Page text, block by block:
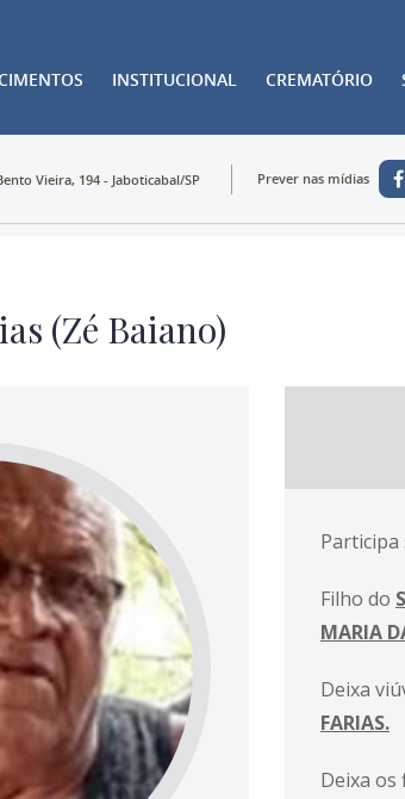
INSTITUCIONAL CREMATÓRIO
Vieira, 194 - Jaboticabal/SP Prever nas mídias
(Zé Baiano)
Participa
Filho do
MARIA
Deixa
FARIAS.
Deixa os